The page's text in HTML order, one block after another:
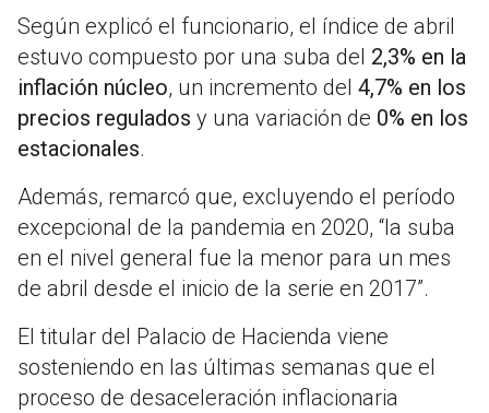
Según explicó el funcionario, el índice de abril
estuvo compuesto por una suba del 2,3% en la
inflación núcleo, un incremento del 4,7% en los
precios regulados y una variación de 0% en los
estacionales.
Además, remarcó que, excluyendo el período
excepcional de la pandemia en 2020, “la suba
en el nivel general fue la menor para un mes
de abril desde el inicio de la serie en 2017”.
El titular del Palacio de Hacienda viene
sosteniendo en las últimas semanas que el
proceso de desaceleración inflacionaria